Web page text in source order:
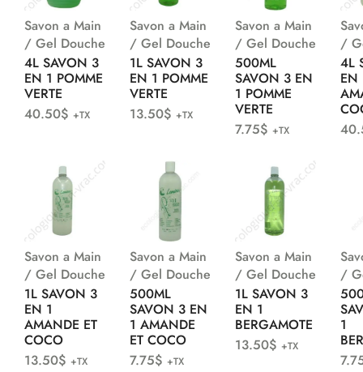
Savon a Main
/ Gel Douche
4L SAVON 3
EN 1 POMME
VERTE
40.50$ +TX
Savon a Main
/ Gel Douche
1L SAVON 3
EN 1 POMME
VERTE
13.50$ +TX
Savon a Main
/ Gel Douche
500ML
SAVON 3 EN
1 POMME
VERTE
7.75$ +TX
/
4L
EN
Savon a Main
/ Gel Douche
1L SAVON 3
EN 1
AMANDE ET
COCO
13.50$ +TX
Savon a Main
/ Gel Douche
500ML
SAVON 3 EN
1 AMANDE
ET COCO
7.75$ +TX
Savon a Main
/ Gel Douche
1L SAVON 3
EN 1
BERGAMOTE
13.50$ +TX
/
1